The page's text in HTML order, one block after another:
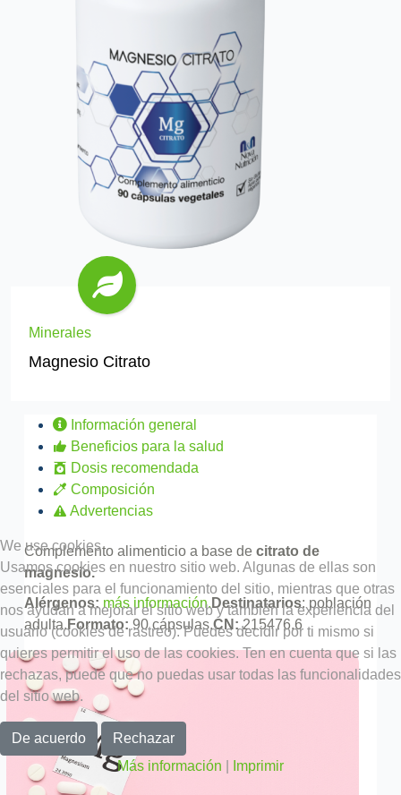
Minerales
Magnesio Citrato
Información general
Beneficios para la salud
Dosis recomendada
Composición
Advertencias
Complemento alimenticio a base de citrato de
magnesio.
Alérgenos: más información. Destinatarios: población
adulta. Formato: 90 cápsulas.CN: 215476.6
We use cookies
Usamos cookies en nuestro sitio web. Algunas de ellas son
esenciales para el funcionamiento del sitio, mientras que otras
nos ayudan a mejorar el sitio web y también la experiencia del
usuario (cookies de rastreo). Puedes decidir por ti mismo si
quieres permitir el uso de las cookies. Ten en cuenta que si las
rechazas, puede que no puedas usar todas las funcionalidades
del sitio web.
De acuerdo
Rechazar
Más información
Imprimir